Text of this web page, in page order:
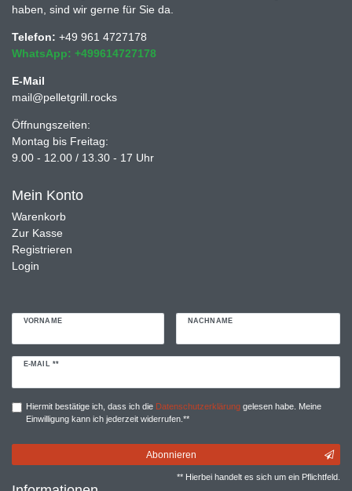
haben, sind wir gerne für Sie da.
Telefon: +49 961 4727178
WhatsApp: +499614727178
E-Mail
mail@pelletgrill.rocks
Öffnungszeiten:
Montag bis Freitag:
9.00 - 12.00 / 13.30 - 17 Uhr
Mein Konto
Warenkorb
Zur Kasse
Registrieren
Login
VORNAME NACHNAME
E-MAIL **
Newsletter
Hiermit bestätige ich, dass ich die Daten­schutz­erklärunggelesen habe. Meine
Einwilligung kann ich jederzeit widerrufen.**
Abonnieren
** Hierbei handelt es sich um ein Pflichtfeld.